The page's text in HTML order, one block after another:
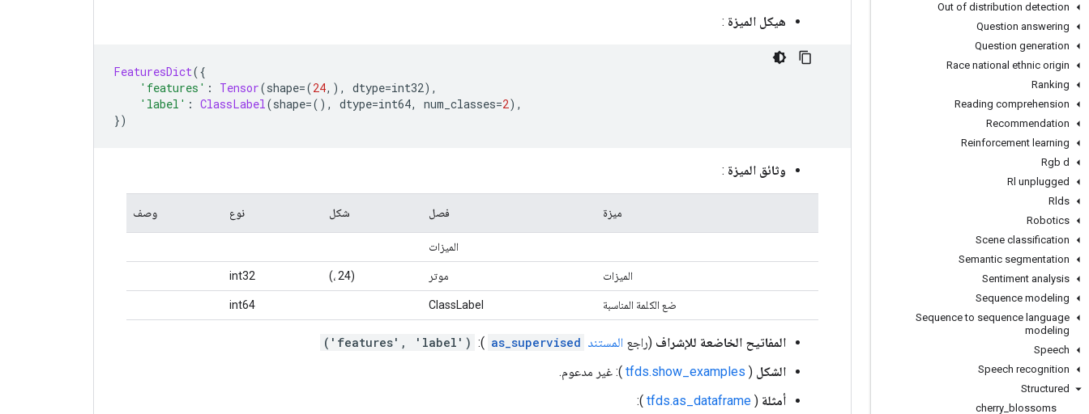
Out of distribution detection
Question answering
Question generation
Race national ethnic origin
Ranking
Reading comprehension
Recommendation
Reinforcement learning
Rgb d
Rl unplugged
Rlds
Robotics
Scene classification
Semantic segmentation
Sentiment analysis
Sequence modeling
Sequence to sequence language
modeling
Speech
Speech recognition
Structured
cherry blossoms
هيكل الميزة :
FeaturesDict({
'features' : Tensor(shape=(24,), dtype=int32),
'label' : ClassLabel(shape=(), dtype=int64, num_classes=2),
})
وثائق الميزة :
ميزة فصل شكل نوع وصف
الميزات
الميزات موتر (24 ،) int32
ضع الكلمة المناسبة ClassLabel
int64
المفاتيح الخاضعة للإشراف (راجع المستند as_supervised
):
('features', 'label')
الشكل (
tfds.show_examples ): غير مدعوم.
أمثلة (
tfds.as_dataframe
):